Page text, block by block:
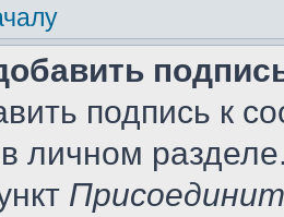
подпись к
личном